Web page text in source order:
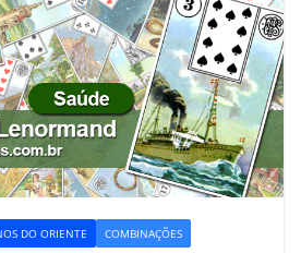
DO ORIENTE COMBINAÇÕES